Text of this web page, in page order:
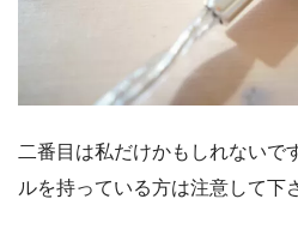
二番目は私だけかもしれないで
ルを持っている方は注意して下